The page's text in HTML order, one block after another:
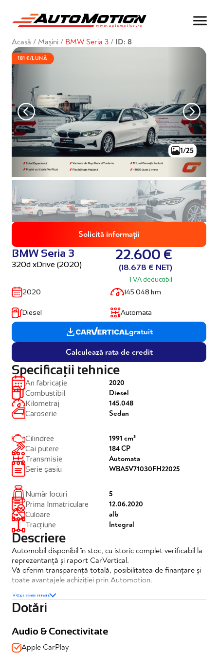
Acasă / Mașini / BMW Seria 3 / ID: 8
181 €/LUNĂ
1/25
Solicită informații
BMW Seria 3
320d xDrive (2020)
22.600 €
(18.678 € NET)
TVA deductibil
2020 145.048 km
Diesel Automata
Calculează rata de credit
gratuit
Specificații tehnice
An fabricație
Combustibil
Kilometraj
Caroserie
2020
Diesel
145.048
Sedan
Cilindree
Cai putere
Transmisie
Serie șasiu
1991 cm³
184 CP
Automata
WBA5V71030FH22025
Număr locuri
Prima înmatriculare
Culoare
Tracțiune
5
12.06.2020
alb
Integral
Descriere
Automobil disponibil în stoc, cu istoric complet verificabil la
reprezentanță și raport CarVertical.
Vă oferim transparență totală, posibilitatea de finanțare și
toate avantajele achiziției prin Automotion.
BMW Seria 3 320d xDrive Automat
✔️Posibilitate finantare
Vezi mai mult
Dotări
Audio & Conectivitate
Apple CarPlay